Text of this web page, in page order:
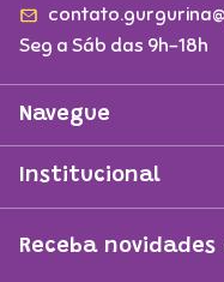
Seg a Sáb das 9h-18h
Navegue
Institucional
Receba novidades